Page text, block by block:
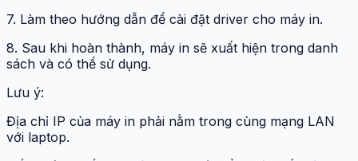
7. Làm theo hướng dẫn để cài đặt driver cho máy in.
8. Sau khi hoàn thành, máy in sẽ xuất hiện trong danh
sách và có thể sử dụng.
Lưu ý:
Địa chỉ IP của máy in phải nằm trong cùng mạng LAN
với laptop.